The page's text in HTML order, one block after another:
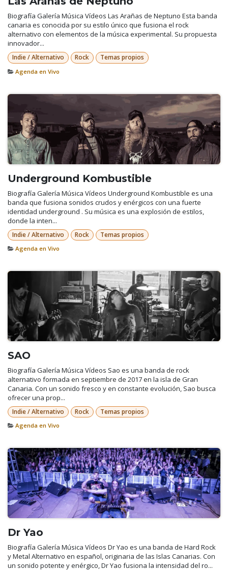
Biografía Galería Música Vídeos Las Arañas de Neptuno Esta banda
canaria es conocida por su estilo único que fusiona el rock
alternativo con elementos de la música experimental. Su propuesta
innovador...
Indie / Alternativo Rock Temas propios
Agenda en Vivo
Underground Kombustible
Biografía Galería Música Vídeos Underground Kombustible es una
banda que fusiona sonidos crudos y enérgicos con una fuerte
identidad underground . Su música es una explosión de estilos,
donde la inten...
Indie / Alternativo Rock Temas propios
Agenda en Vivo
SAO
Biografía Galería Música Vídeos Sao es una banda de rock
alternativo formada en septiembre de 2017 en la isla de Gran
Canaria. Con un sonido fresco y en constante evolución, Sao busca
ofrecer una prop...
Indie / Alternativo Rock Temas propios
Agenda en Vivo
Dr Yao
Biografía Galería Música Vídeos Dr Yao es una banda de Hard Rock
y Metal Alternativo en español, originaria de las Islas Canarias. Con
un sonido potente y enérgico, Dr Yao fusiona la intensidad del ro...